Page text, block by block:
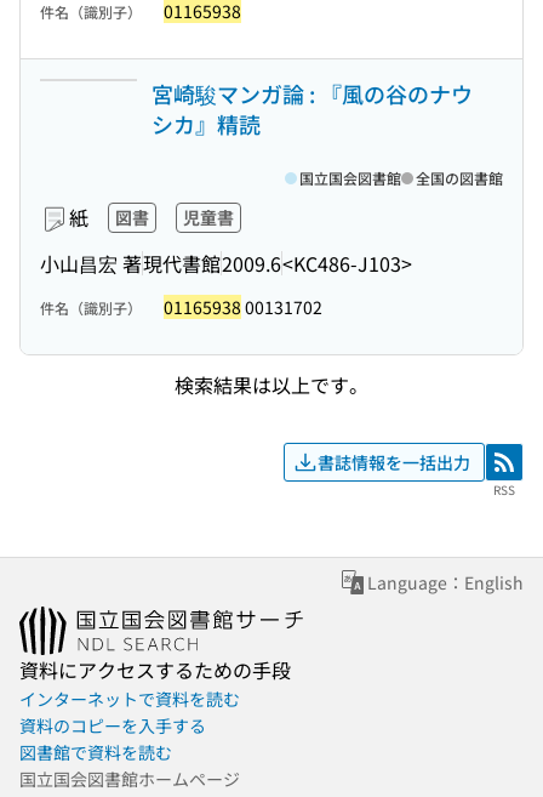
件名（識別子） 01165938
宮崎駿マンガ論 : 『風の谷のナウ
シカ』精読
紙 図書 児童書
小山昌宏 著現代書館2009.6<KC486-J103>
国立国会図書館 全国の図書館
件名（識別子） 01165938 00131702
検索結果は以上です。
書誌情報を一括出力 RSS
RSS
Language：English
資料にアクセスするための手段
インターネットで資料を読む
資料のコピーを入手する
図書館で資料を読む
国立国会図書館ホームページ